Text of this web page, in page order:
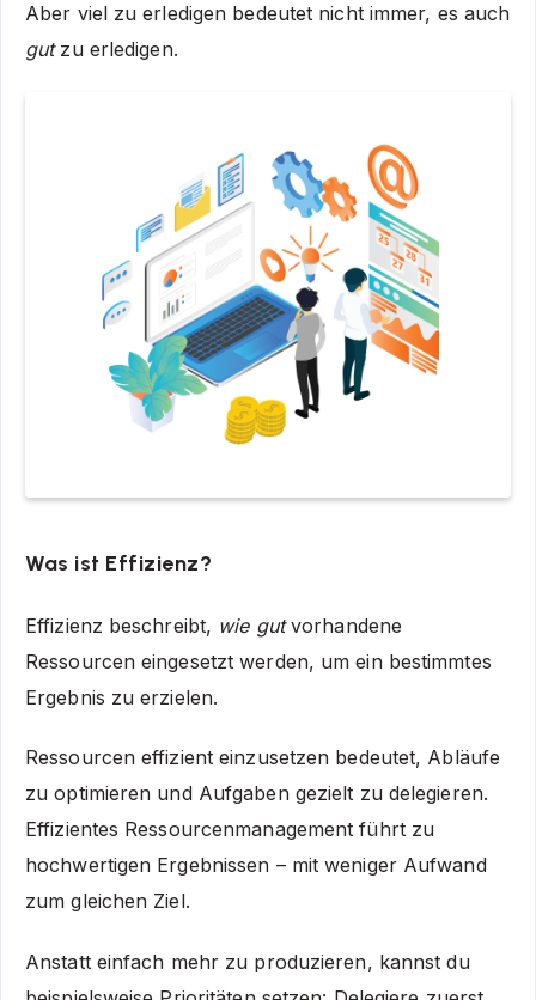
Aber viel zu erledigen bedeutet nicht immer, es auch
gutzu erledigen.
Was ist Effizienz?
Effizienz beschreibt, wie gutvorhandene
Ressourcen eingesetzt werden, um ein bestimmtes
Ergebnis zu erzielen.
Ressourcen effizient einzusetzen bedeutet, Abläufe
zu optimieren und Aufgaben gezielt zu delegieren.
Effizientes Ressourcenmanagement führt zu
hochwertigen Ergebnissen – mit weniger Aufwand
zum gleichen Ziel.
Anstatt einfach mehr zu produzieren, kannst du